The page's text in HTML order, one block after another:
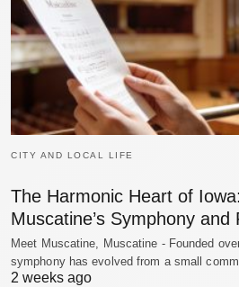
CITY AND LOCAL LIFE
The Harmonic Heart of
Muscatine’s Symphony and
Meet Muscatine, Muscatine - Founded
symphony has evolved from a small
2 weeks ago